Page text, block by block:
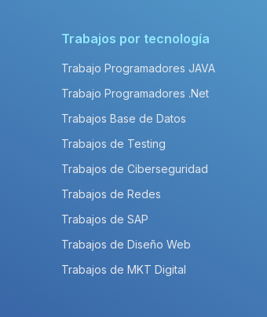
Trabajos por tecnología
Trabajo Programadores JAVA
Trabajo Programadores .Net
Trabajos Base de Datos
Trabajos de Testing
Trabajos de Ciberseguridad
Trabajos de Redes
Trabajos de SAP
Trabajos de Diseño Web
Trabajos de MKT Digital